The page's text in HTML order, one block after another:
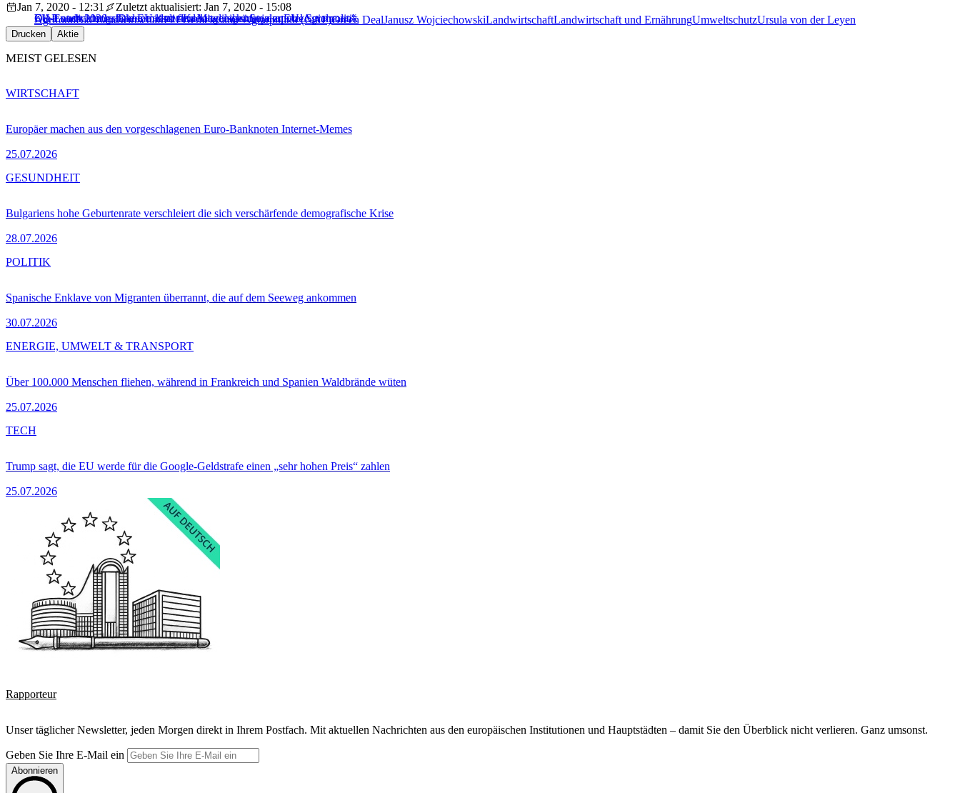
EU-Landwirtschaftskommissar fordert weniger Sojaimporte
Die Entwicklungsländer und die Kollateralschäden der EU-Agrarpolitik
GAP nach 2020: „Die EU lässt den Mitgliedsstaaten zu viel Spielraum“
Jan 7, 2020 - 12:31
Zuletzt aktualisiert: Jan 7, 2020 - 15:08
AgrifoodBio-LandwirtschaftF2FGemeinsame Agrarpolitik (GAP)Green DealJanusz WojciechowskiLandwirtschaftLandwirtschaft und ErnährungUmweltschutzUrsula von der Leyen
Drucken Aktie
MEIST GELESEN
Europäer machen aus den vorgeschlagenen Euro-Banknoten Internet-Memes
25.07.2026
WIRTSCHAFT
Bulgariens hohe Geburtenrate verschleiert die sich verschärfende demografische Krise
28.07.2026
GESUNDHEIT
Spanische Enklave von Migranten überrannt, die auf dem Seeweg ankommen
30.07.2026
POLITIK
Über 100.000 Menschen fliehen, während in Frankreich und Spanien Waldbrände wüten
25.07.2026
ENERGIE, UMWELT & TRANSPORT
Trump sagt, die EU werde für die Google-Geldstrafe einen „sehr hohen Preis“ zahlen
25.07.2026
TECH
Rapporteur
Unser täglicher Newsletter, jeden Morgen direkt in Ihrem Postfach. Mit aktuellen Nachrichten aus den europäischen Institutionen und Hauptstädten – damit Sie den Überblick nicht verlieren. Ganz umsonst.
Geben Sie Ihre E-Mail ein
Abonnieren